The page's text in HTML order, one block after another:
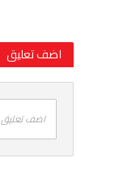
اضف تعليق
اضف تعليق